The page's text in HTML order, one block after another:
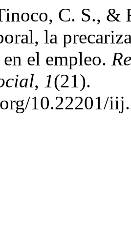
C. S., &
la
el empleo.
, 1(21).
10.22201/